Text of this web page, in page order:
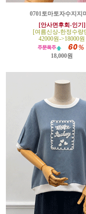
0701토마토자수지지
[안사면후회-인기]
[여름신상-한정수량
42000원->18000원
18,000원